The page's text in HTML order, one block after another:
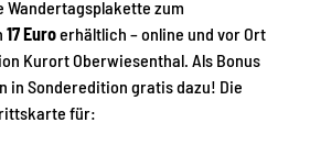
Wandertagsplakette zum
17 Euroerhältlich – online und vor Ort
Kurort Oberwiesenthal. Als Bonus
in Sonderedition gratis dazu! Die
für: